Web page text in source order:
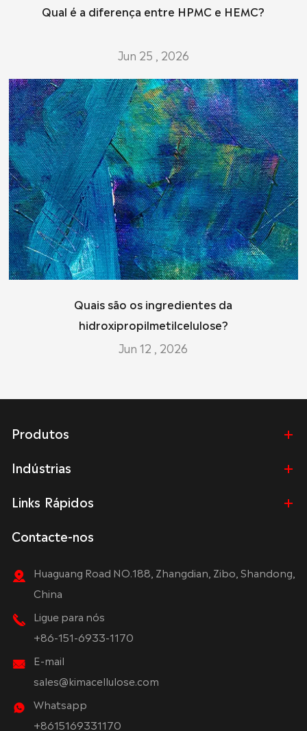
Qual é a diferença entre HPMC e HEMC?
Jun 25 , 2026
Quais são os ingredientes da
hidroxipropilmetilcelulose?
Jun 12 , 2026
Produtos
Indústrias
Links Rápidos
Contacte-nos
Huaguang Road NO.188, Zhangdian, Zibo, Shandong,
China
Ligue para nós
+86-151-6933-1170
E-mail
sales@kimacellulose.com
Whatsapp
+8615169331170